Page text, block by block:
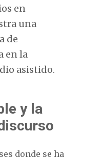
en
una
de
en la
asistido.
y la
donde se ha